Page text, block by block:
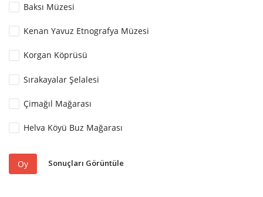
Baksı Müzesi
Kenan Yavuz Etnografya Müzesi
Korgan Köprüsü
Sırakayalar Şelalesi
Çimağıl Mağarası
Helva Köyü Buz Mağarası
Oy Sonuçları Görüntüle